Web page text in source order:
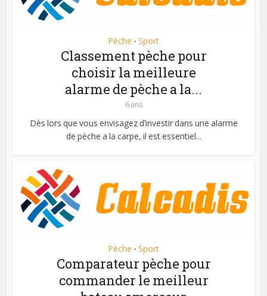
Pèche • Sport
Classement pèche pour
choisir la meilleure
alarme de pèche a la...
6 ans
Dès lors que vous envisagez d’investir dans une alarme
de pèche a la carpe, il est essentiel...
Pèche • Sport
Comparateur pèche pour
commander le meilleur